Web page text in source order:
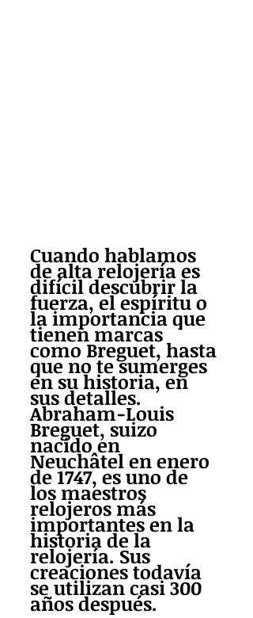
Cuando hablamos
de alta relojería es
difícil descubrir la
fuerza, el espíritu o
la importancia que
tienen marcas
como Breguet, hasta
que no te sumerges
en su historia, en
sus detalles.
Abraham-Louis
Breguet, suizo
nacido en
Neuchâtel en enero
de 1747, es uno de
los maestros
relojeros más
importantes en la
historia de la
relojería. Sus
creaciones todavía
se utilizan casi 300
años después.